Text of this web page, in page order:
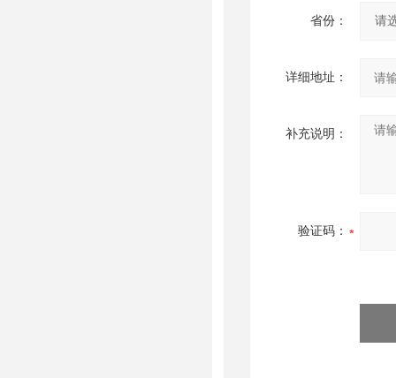
省份：
详细地址：
补充说明：
验证码：